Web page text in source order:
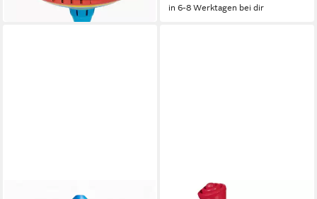
in 6-8 Werktagen bei dir